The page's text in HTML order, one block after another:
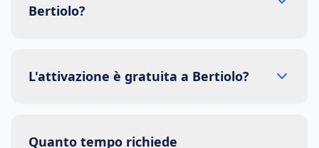
Bertiolo?
L'attivazione è gratuita a Bertiolo?
Quanto tempo richiede